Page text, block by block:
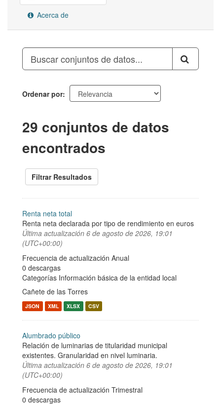
Acerca de
Ordenar por
29 conjuntos de datos
encontrados
Filtrar Resultados
Renta neta total
Renta neta declarada por tipo de rendimiento en euros
Última actualización 6 de agosto de 2026, 19:01
(UTC+00:00)
Frecuencia de actualización Anual
0 descargas
Categorías Información básica de la entidad local
Cañete de las Torres
JSON XML XLSX CSV
Alumbrado público
Relación de luminarias de titularidad municipal
existentes. Granularidad en nivel luminaria.
Última actualización 6 de agosto de 2026, 19:01
(UTC+00:00)
Frecuencia de actualización Trimestral
0 descargas